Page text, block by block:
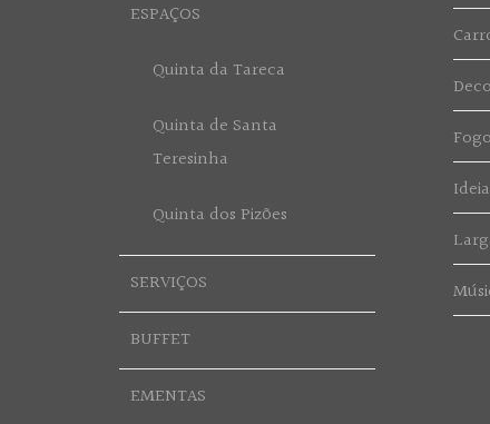
ESPAÇOS
Quinta da Tareca
Quinta de Santa
Teresinha
Quinta dos Pizões
SERVIÇOS
BUFFET
EMENTAS